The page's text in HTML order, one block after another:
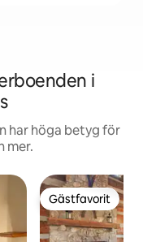
i
har höga betyg för
mer.
Gästfavorit
Gästfavorit